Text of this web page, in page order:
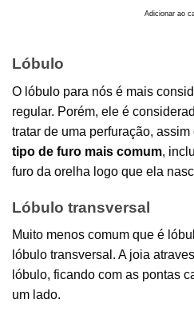
Adicionar ao
Lóbulo
O lóbulo para nós é mais
regular. Porém, ele é
tratar de uma perfuração,
tipo de furo mais comum,
furo da orelha logo que ela
Lóbulo transversal
Muito menos comum que é
lóbulo transversal. A joia
lóbulo, ficando com as pontas
um lado.